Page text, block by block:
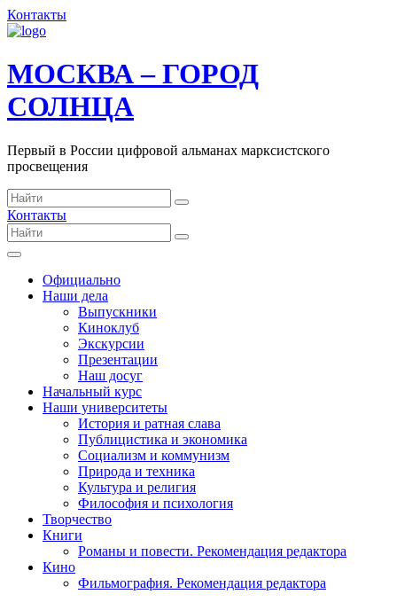
Контакты
МОСКВА – ГОРОД
СОЛНЦА
Первый в России цифровой альманах марксистского
просвещения
Контакты
Официально
Наши дела
Выпускники
Киноклуб
Экскурсии
Презентации
Наш досуг
Начальный курс
Наши университеты
История и ратная слава
Публицистика и экономика
Социализм и коммунизм
Природа и техника
Культура и религия
Философия и психология
Творчество
Книги
Романы и повести. Рекомендация редактора
Кино
Фильмография. Рекомендация редактора